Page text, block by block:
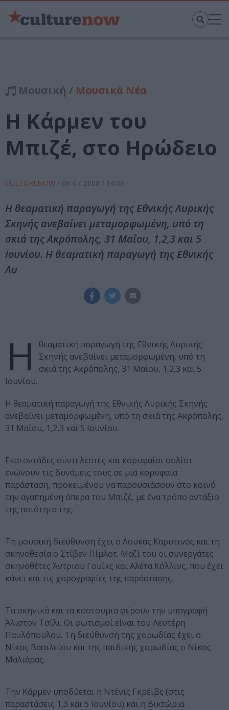
Μουσική / Μουσικά Νέα
H Κάρμεν του
Μπιζέ, στο Ηρώδειο
CULTURENOW / 08-07-2008 / 14:05
Η θεαματική παραγωγή της Εθνικής Λυρικής
Σκηνής ανεβαίνει μεταμορφωμένη, υπό τη
σκιά της Ακρόπολης, 31 Μαΐου, 1,2,3 και 5
Ιουνίου. Η θεαματική παραγωγή της Εθνικής
Λυ
Η
θεαματική παραγωγή της Εθνικής Λυρικής
Σκηνής ανεβαίνει μεταμορφωμένη, υπό τη
σκιά της Ακρόπολης, 31 Μαΐου, 1,2,3 και 5
Ιουνίου.
Η θεαματική παραγωγή της Εθνικής Λυρικής Σκηνής
ανεβαίνει μεταμορφωμένη, υπό τη σκιά της Ακρόπολης,
31 Μαΐου, 1,2,3 και 5 Ιουνίου.
Εκατοντάδες συντελεστές και κορυφαίοι σολίστ
ενώνουν τις δυνάμεις τους σε μια κορυφαία
παράσταση, προκειμένου να παρουσιάσουν στο κοινό
την αγαπημένη όπερα του Μπιζέ, με ένα τρόπο αντάξιο
της ποιότητα της.
Τη μουσική διεύθυνση έχει ο Λουκάς Καρυτινός και τη
σκηνοθεσία ο Στίβεν Πίμλοτ. Μαζί του οι συνεργάτες
σκηνοθέτες Άντριου Γουίκς και Αλέτα Κόλλινς, που έχει
κάνει και τις χορογραφίες της παράστασης.
Τα σκηνικά και τα κοστούμια φέρουν την υπογραφή
Άλιστον Τσίλι. Οι φωτισμοί είναι του Λευτέρη
Παυλόπουλου. Τη διεύθυνση της χορωδίας έχει ο
Νίκος Βασιλείου και της παιδικής χορωδίας ο Νίκος
Μαλιάρας.
Την Κάρμεν υποδύεται η Ντένις Γκρέιβς (στις
παραστάσεις 1,3 και 5 Ιουνίου) και η Βικτώρια